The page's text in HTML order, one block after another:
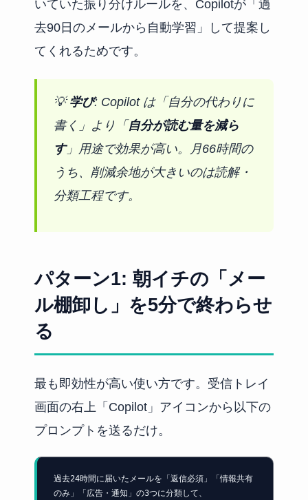
いていた振り分けルールを、Copilotが「過
去90日のメールから自動学習」して提案し
てくれるためです。
💡学び: Copilot は「自分の代わりに
書く」より「 自分が読む量を減ら
す」用途で効果が高い。月66時間の
うち、削減余地が大きいのは読解・
分類工程です。
パターン1: 朝イチの「メー
ル棚卸し」を5分で終わらせ
る
最も即効性が高い使い方です。受信トレイ
画面の右上「Copilot」アイコンから以下の
プロンプトを送るだけ。
過去24時間に届いたメールを「返信必須」「情報共有
のみ」「広告・通知」の3つに分類して、